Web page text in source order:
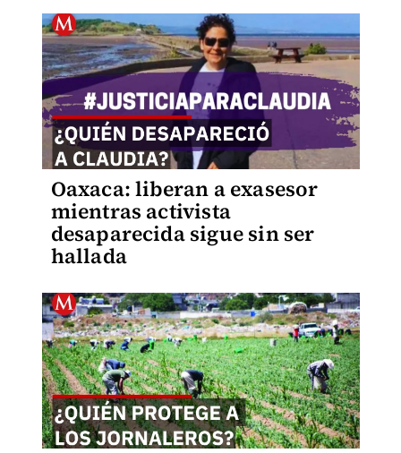
Oaxaca: liberan a exasesor
mientras activista
desaparecida sigue sin ser
hallada